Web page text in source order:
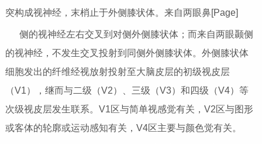
突构成视神经，末梢止于外侧膝状体。来自两眼鼻[Page]
侧的视神经左右交叉到对侧外侧膝状体；而来自两眼颞侧
的视神经，不发生交叉投射到同侧外侧膝状体。外侧膝状体
细胞发出的纤维经视放射投射至大脑皮层的初级视皮层
（V1），继而与二级（V2）、三级（V3）和四级（V4）等
次级视皮层发生联系。V1区与简单视感觉有关，V2区与图形
或客体的轮廓或运动感知有关，V4区主要与颜色觉有关。